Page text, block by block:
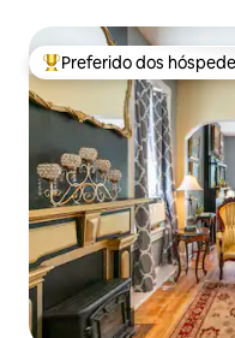
Entre os melhores
Preferido dos